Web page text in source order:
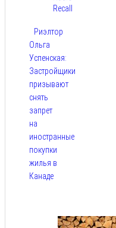
Recall
Риэлтор
Ольга
Успенская:
Застройщики
призывают
снять
запрет
на
иностранные
покупки
жилья в
Канаде